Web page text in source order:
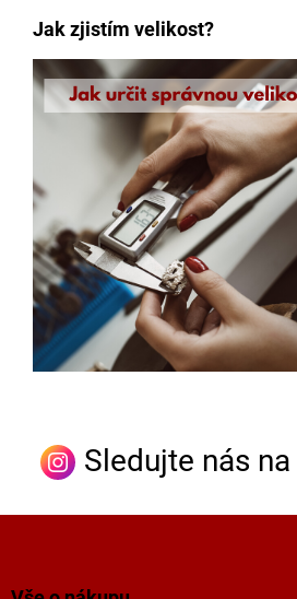
Jak zjistím velikost?
Sledujte nás na